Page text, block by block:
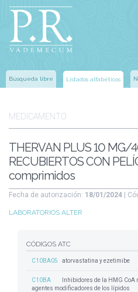
Búsqueda libre Listados alfabéticos
MEDICAMENTO
THERVAN PLUS 10 MG/
RECUBIERTOS CON
comprimidos
Fecha de autorización: 18/01/2024 |
LABORATORIOS ALTER
CÓDIGOS ATC
C10BA05 atorvastatina y ezetimibe
C10BA
Inhibidores de la HMG
agentes modificadores de los lípidos